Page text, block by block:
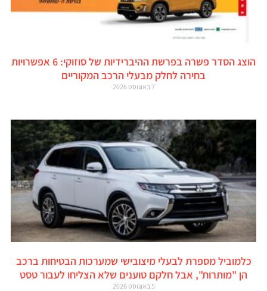
הוצג הסדר פשרה בפרשת ההיברידיות של סוזוקי: 6 אפשרויות
בחירה לחלק מבעלי הרכב המקוריים
7 באוגוסט 2026
כלמוביל מספרת לבעלי מיצובישי שמערכות הבטיחות ברכב
הן "מותרות", אבל חלקם טוענים שלא הצליחו לעבור טסט
5 באוגוסט 2026